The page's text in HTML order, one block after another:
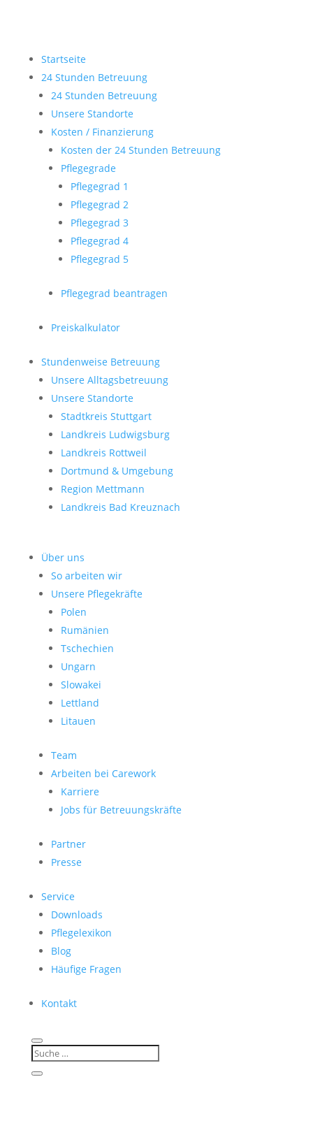
Startseite
24 Stunden Betreuung
24 Stunden Betreuung
Unsere Standorte
Kosten / Finanzierung
Kosten der 24 Stunden Betreuung
Pflegegrade
Pflegegrad 1
Pflegegrad 2
Pflegegrad 3
Pflegegrad 4
Pflegegrad 5
Pflegegrad beantragen
Preiskalkulator
Stundenweise Betreuung
Unsere Alltagsbetreuung
Unsere Standorte
Stadtkreis Stuttgart
Landkreis Ludwigsburg
Landkreis Rottweil
Dortmund & Umgebung
Region Mettmann
Landkreis Bad Kreuznach
Über uns
So arbeiten wir
Unsere Pflegekräfte
Polen
Rumänien
Tschechien
Ungarn
Slowakei
Lettland
Litauen
Team
Arbeiten bei Carework
Karriere
Jobs für Betreuungskräfte
Partner
Presse
Service
Downloads
Pflegelexikon
Blog
Häufige Fragen
Kontakt